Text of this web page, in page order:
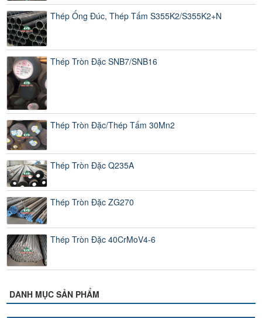
Thép Ống Đúc, Thép Tấm S355K2/S355K2+N
Thép Tròn Đặc SNB7/SNB16
Thép Tròn Đặc/Thép Tấm 30Mn2
Thép Tròn Đặc Q235A
Thép Tròn Đặc ZG270
Thép Tròn Đặc 40CrMoV4-6
DANH MỤC SẢN PHẨM